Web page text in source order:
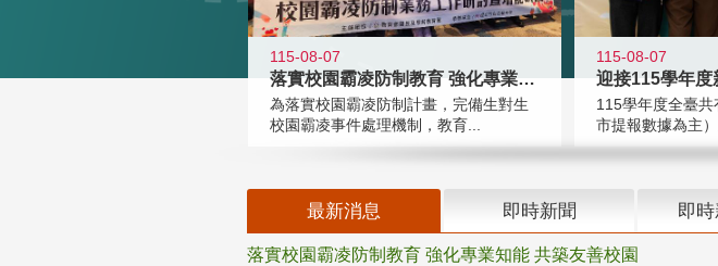
115-08-07
落實校園霸凌防制教育 強化專業知能
為落實校園霸凌防制計畫，完備生對生
校園霸凌事件處理機制，教育...
115-08-07
115學年度全臺
市提報數據為主）
最新消息 即時新聞 即
落實校園霸凌防制教育 強化專業知能 共築友善校園